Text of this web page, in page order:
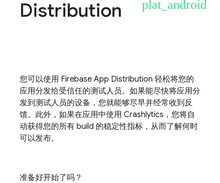
Distribution
plat_android
您可以使用 Firebase App Distribution 轻松将您的
应用分发给受信任的测试人员。如果能尽快将应用分
发到测试人员的设备，您就能够尽早并经常收到反
馈。此外，如果在应用中使用 Crashlytics ，您将自
动获得您的所有 build 的稳定性指标，从而了解何时
可以发布。
准备好开始了吗？